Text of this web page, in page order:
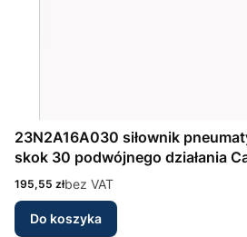
23N2A16A030 siłownik
skok 30 podwójnego działania
Cena
195,55 złbez VAT
Do koszyka